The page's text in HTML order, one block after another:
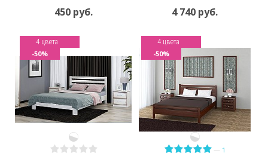
450 руб. 4 740 руб.
4 цвета
-50%
1
4 цвета
-50%